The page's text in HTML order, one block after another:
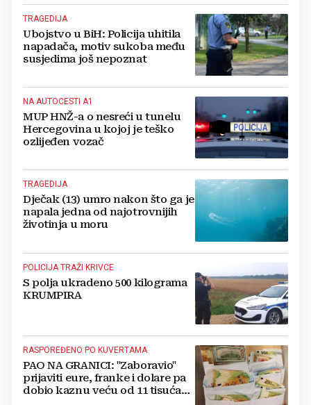
TRAGEDIJA
Ubojstvo u BiH: Policija uhitila
napadača, motiv sukoba među
susjedima još nepoznat
NA AUTOCESTI A1
MUP HNŽ-a o nesreći u tunelu
Hercegovina u kojoj je teško
ozlijeđen vozač
TRAGEDIJA
Dječak (13) umro nakon što ga je
napala jedna od najotrovnijih
životinja u moru
POLICIJA TRAŽI KRIVCE
S polja ukradeno 500 kilograma
KRUMPIRA
RASPOREĐENO PO KUVERTAMA
PAO NA GRANICI: "Zaboravio"
prijaviti eure, franke i dolare pa
dobio kaznu veću od 11 tisuća